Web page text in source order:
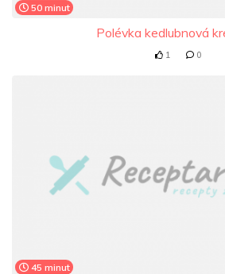
50 minut
Polévka kedlubnová
1 0
45 minut